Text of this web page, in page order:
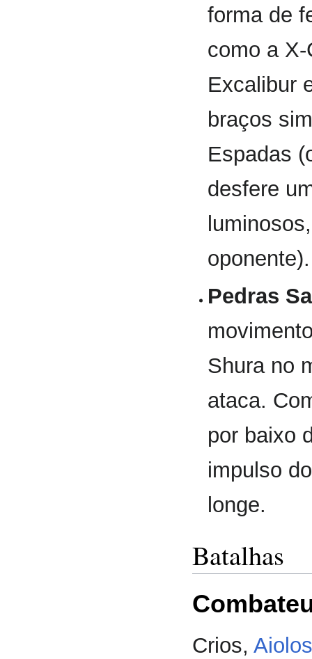
forma de
como a
Excalibur
braços
Espadas
desfere
oponente).
Pedras
Shura no
ataca.
por baixo
impulso
longe.
Batalhas
Crios,